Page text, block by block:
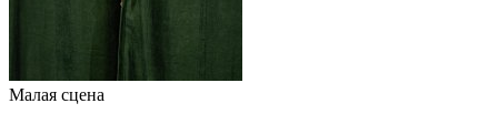
Малая сцена